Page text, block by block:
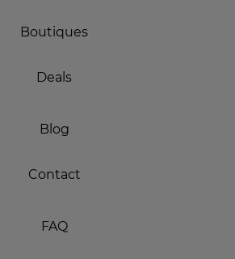
Boutiques
Deals
Blog
Contact
FAQ